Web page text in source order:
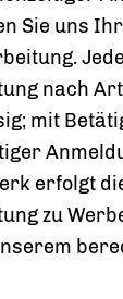
Sie uns
nach
mit
erfolgt
zu